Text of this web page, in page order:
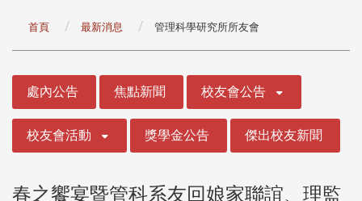
首頁 最新消息 管理科學研究所所友會
處內公告 焦點新聞 校友會公告
校友會活動 獎學金公告 傑出校友新聞
春之饗宴暨管科系友回娘家聯誼、理監